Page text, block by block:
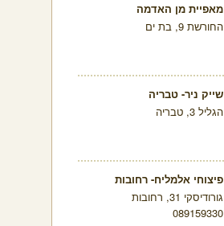
מאפיית מן האדמה
החורשת 9, בת ים
שייק ניר- טבריה
הגליל 3, טבריה
פיצוחי אלמליח- רחובות
גורודיסקי 31, רחובות
089159330